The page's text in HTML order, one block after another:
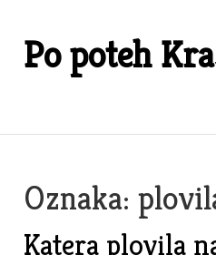
contentPo poteh
Oznaka:
Katera plovila